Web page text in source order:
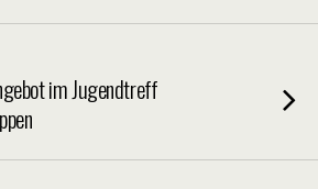
im Jugendtreff